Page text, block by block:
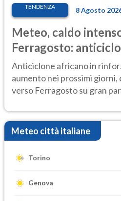
TENDENZA 8 Agosto
Meteo, caldo
Ferragosto:
ancora protagonista
Anticiclone africano in
aumento nei prossimi giorni,
verso Ferragosto su gran
Meteo città italiane
Torino
Genova